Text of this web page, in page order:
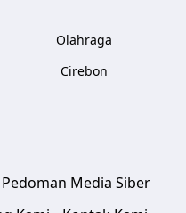
Olahraga
Cirebon
Pedoman Media Siber